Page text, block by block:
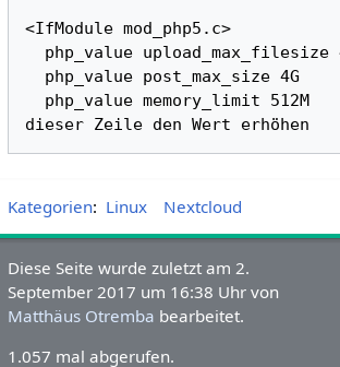
<IfModule mod_php5.c>
Kategorien: Linux Nextcloud
Diese Seite wurde zuletzt am 2.
September 2017 um 16:38 Uhr von
Matthäus Otremba bearbeitet.
1.057 mal abgerufen.